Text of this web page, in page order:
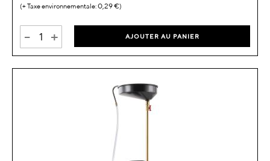
0,29 €
- + AJOUTER AU PANIER